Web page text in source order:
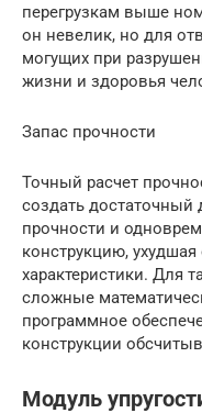
перегрузкам выше
он невелик, но для
могущих при
жизни и здоровья
Запас прочности
Точный расчет
создать достаточный
прочности и
конструкцию,
характеристики. Для
сложные
программное
конструкции
Модуль